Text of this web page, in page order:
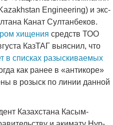
Engineering) и экс-
Канат Султанбеков.
хищения средств ТОО
КазТАГ выяснил, что
в списках разыскиваемых
как ранее в «антикоре»
в розыск по линии данной
Казахстана Касым-